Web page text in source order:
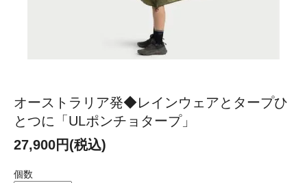
オーストラリア発◆レインウェアとタープひ
とつに「ULポンチョタープ」
27,900円(税込)
個数